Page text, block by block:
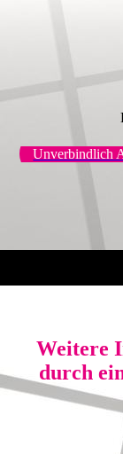
Unverbindlich
Weitere
durch